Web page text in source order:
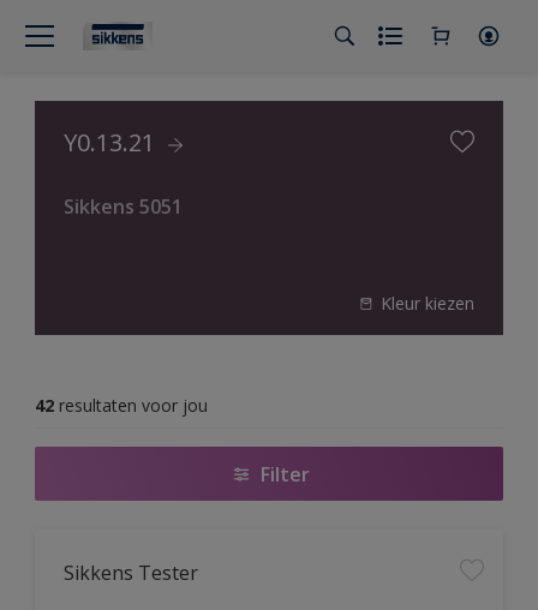
Y0.13.21
Sikkens 5051
Kleur kiezen
42 resultaten voor jou
Filter
Sikkens Tester